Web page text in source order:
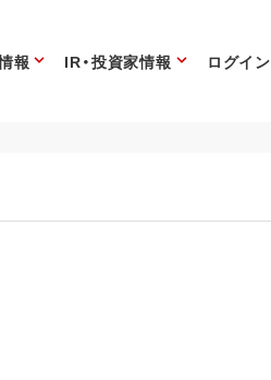
報 IR・投資家情報 ログイン